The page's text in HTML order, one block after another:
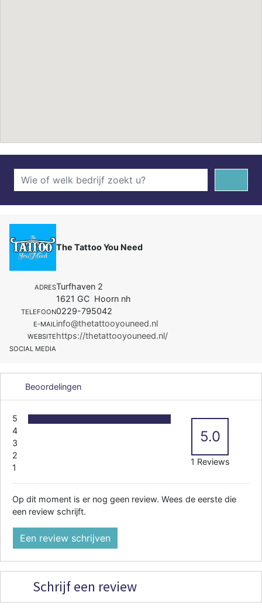
The Tattoo You Need
ADRESTurfhaven 2
1621 GC Hoorn nh
TELEFOON0229-795042
E-MAILinfo@thetattooyouneed.nl
WEBSITEhttps://thetattooyouneed.nl/
SOCIAL MEDIA
Beoordelingen
5
4
3
2
1
5.0
1 Reviews
Op dit moment is er nog geen review. Wees de eerste die
een review schrijft.
Een review schrijven
Schrijf een review